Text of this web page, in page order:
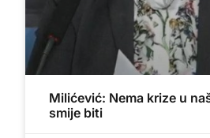
Milićević: Nema krize u
smije biti